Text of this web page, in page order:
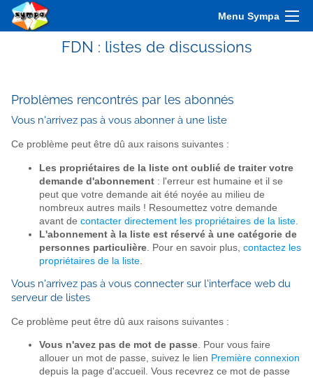
Menu Sympa
FDN : listes de discussions
Problèmes rencontrés par les abonnés
Vous n'arrivez pas à vous abonner à une liste
Ce problème peut être dû aux raisons suivantes :
Les propriétaires de la liste ont oublié de traiter votre
demande d'abonnement : l'erreur est humaine et il se
peut que votre demande ait été noyée au milieu de
nombreux autres mails ! Resoumettez votre demande
avant de contacter directement les propriétaires de la liste
L'abonnement à la liste est réservé à une catégorie de
personnes particulière . Pour en savoir plus, contactez les
propriétaires de la liste
Vous n'arrivez pas à vous connecter sur l'interface web du
serveur de listes
Ce problème peut être dû aux raisons suivantes :
Vous n'avez pas de mot de passe. Pour vous faire
allouer un mot de passe, suivez le lien Première connexion
depuis la page d'accueil. Vous recevrez ce mot de passe